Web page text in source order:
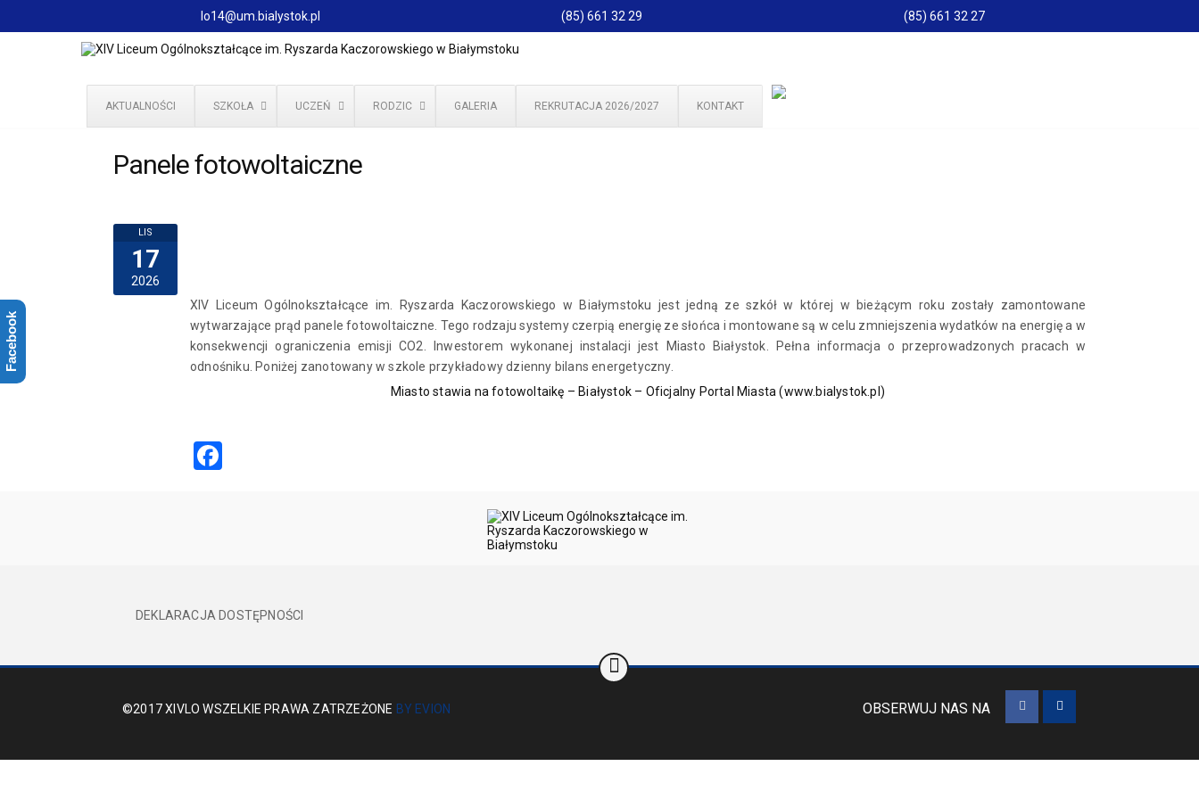
lo14@um.bialystok.pl (85) 661 32 29 (85) 661 32 27
AKTUALNOŚCI SZKOŁA UCZEŃ RODZIC GALERIA REKRUTACJA 2026/2027 KONTAKT
Panele fotowoltaiczne
LIS
17
2026
XIV Liceum Ogólnokształcące im. Ryszarda Kaczorowskiego w Białymstoku jest jedną ze szkół w której w bieżącym roku zostały zamontowane
wytwarzające prąd panele fotowoltaiczne. Tego rodzaju systemy czerpią energię ze słońca i montowane są w celu zmniejszenia wydatków na energię a w
konsekwencji ograniczenia emisji CO2. Inwestorem wykonanej instalacji jest Miasto Białystok. Pełna informacja o przeprowadzonych pracach w
odnośniku. Poniżej zanotowany w szkole przykładowy dzienny bilans energetyczny.
Miasto stawia na fotowoltaikę – Białystok – Oficjalny Portal Miasta (www.bialystok.pl)
DEKLARACJA DOSTĘPNOŚCI
©2017 XIVLO WSZELKIE PRAWA ZATRZEŻONE BY EVION OBSERWUJ NAS NA
Facebook